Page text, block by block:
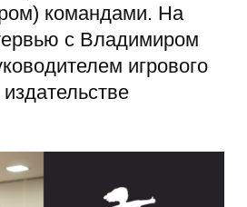
командами. На
с Владимиром
игрового